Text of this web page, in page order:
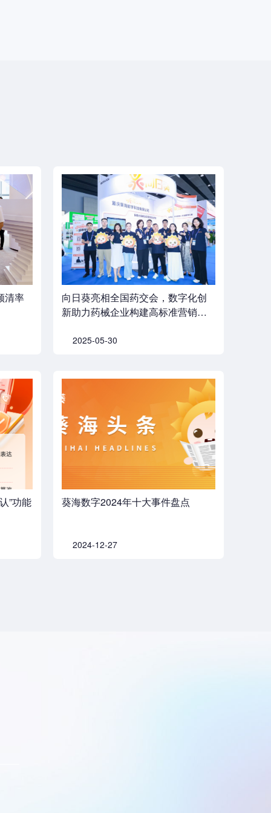
清率
向日葵亮相全国药交会，数字化创
新助力药械企业构建高标准营销合
2025-05-30
”功能 葵海数字2024年十大事件盘点
2024-12-27